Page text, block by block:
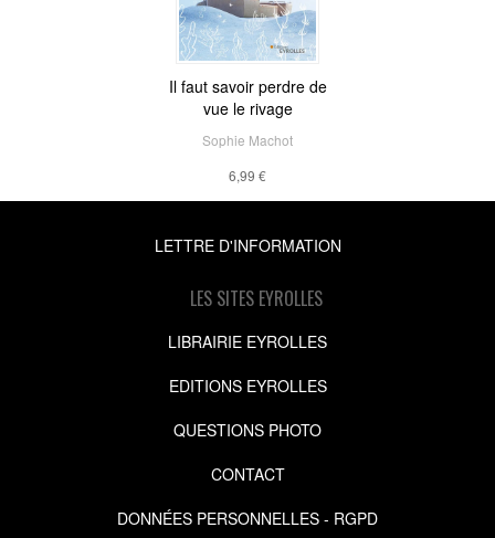
Il faut savoir perdre de
vue le rivage
Sophie Machot
6,99 €
LETTRE D'INFORMATION
LES SITES EYROLLES
LIBRAIRIE EYROLLES
EDITIONS EYROLLES
QUESTIONS PHOTO
CONTACT
DONNÉES PERSONNELLES - RGPD